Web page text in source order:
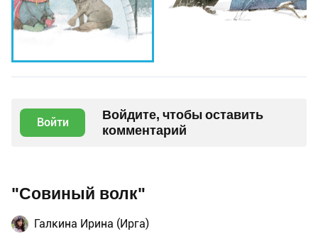
Войти
Войдите, чтобы оставить
комментарий
"Совиный волк"
Галкина Ирина (Ирга)